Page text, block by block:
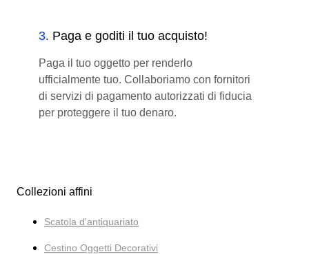
3. Paga e goditi il tuo acquisto!
Paga il tuo oggetto per renderlo
ufficialmente tuo. Collaboriamo con fornitori
di servizi di pagamento autorizzati di fiducia
per proteggere il tuo denaro.
Collezioni affini
Scatola d'antiquariato
Cestino Oggetti Decorativi